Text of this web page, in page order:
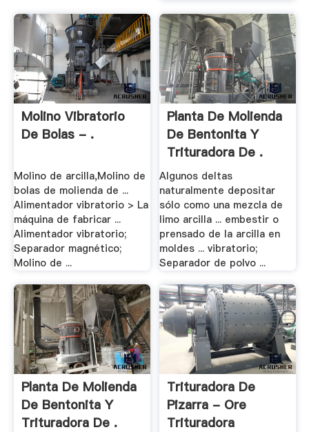
Molino Vibratorio
De Bolas - .
Molino de arcilla,Molino de
bolas de molienda de ...
Alimentador vibratorio > La
máquina de fabricar ...
Alimentador vibratorio;
Separador magnético;
Molino de ...
Planta De Molienda
De Bentonita Y
Trituradora De .
Algunos deltas
naturalmente depositar
sólo como una mezcla de
limo arcilla ... embestir o
prensado de la arcilla en
moldes ... vibratorio;
Separador de polvo ...
Planta De Molienda
De Bentonita Y
Trituradora De .
Trituradora De
Pizarra - Ore
Trituradora